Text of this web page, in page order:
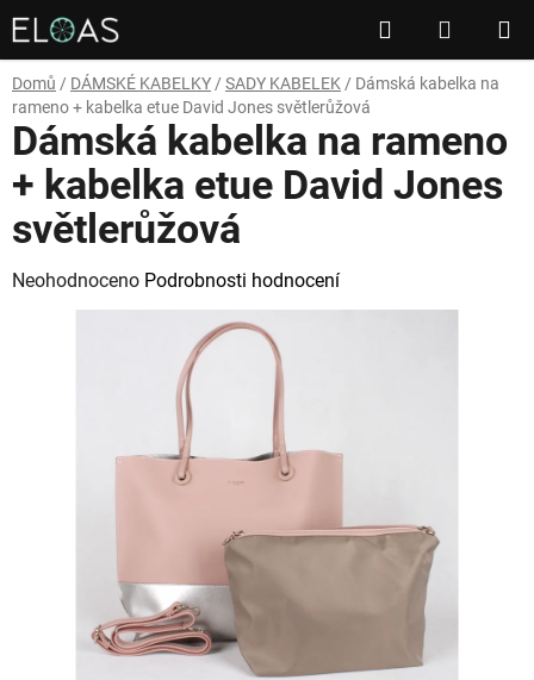
Přejít
na
obsah
Hledat
KOŠÍK
Domů / DÁMSKÉ KABELKY / SADY KABELEK / Dámská kabelka na
rameno + kabelka etue David Jones světlerůžová
Dámská kabelka na rameno
+ kabelka etue David Jones
světlerůžová
Průměrné
hodnocení
Neohodnoceno Podrobnosti hodnocení